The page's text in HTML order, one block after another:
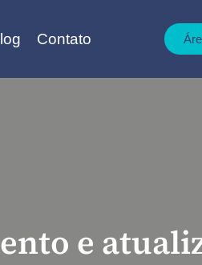
Contato
e